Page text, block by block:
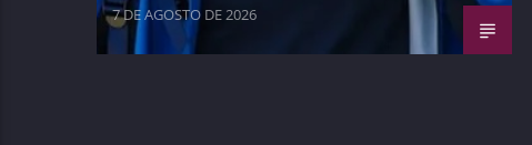
7 DE AGOSTO DE 2026